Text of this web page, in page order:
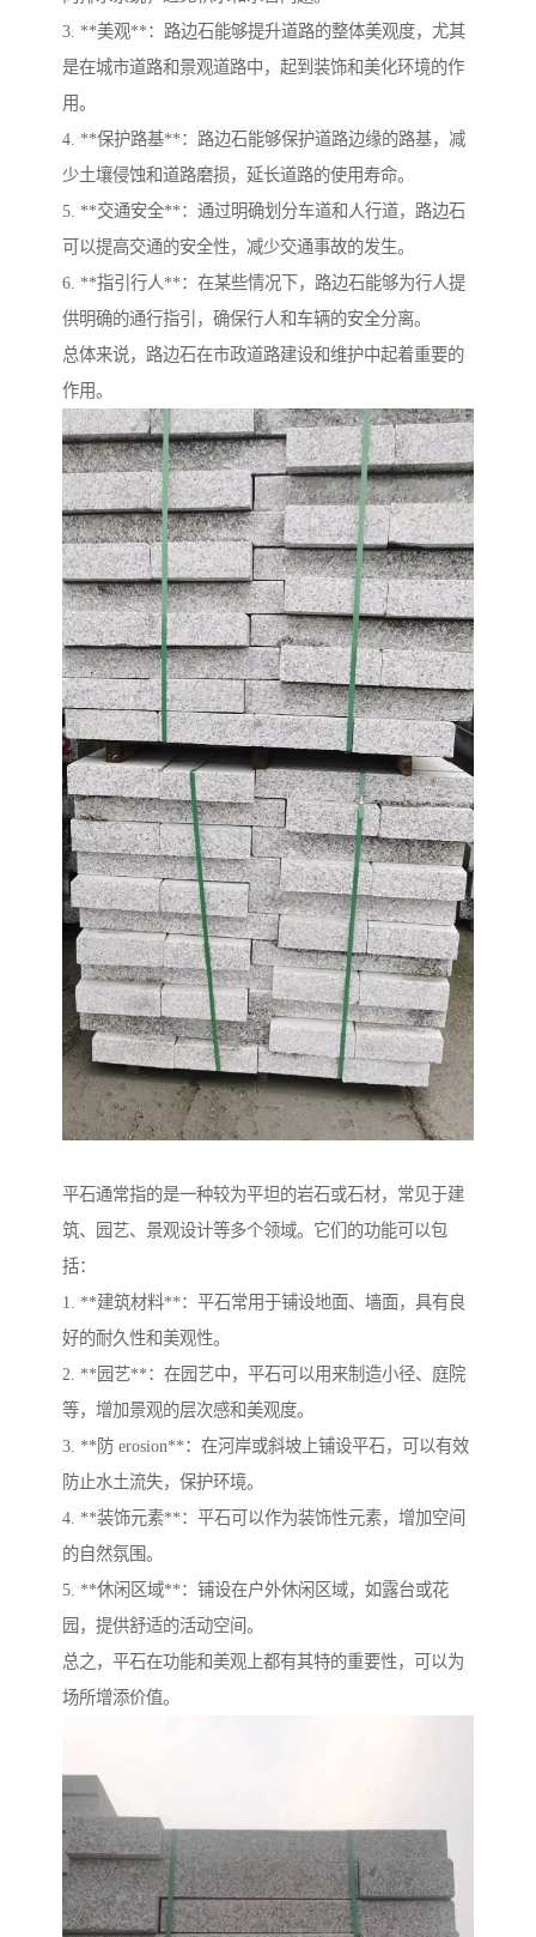
3. **美观**：路边石能够提升道路的整体美观度，尤其
是在城市道路和景观道路中，起到装饰和美化环境的作
用。
4. **保护路基**：路边石能够保护道路边缘的路基，减
少土壤侵蚀和道路磨损，延长道路的使用寿命。
5. **交通安全**：通过明确划分车道和人行道，路边石
可以提高交通的安全性，减少交通事故的发生。
6. **指引行人**：在某些情况下，路边石能够为行人提
供明确的通行指引，确保行人和车辆的安全分离。
总体来说，路边石在市政道路建设和维护中起着重要的
作用。
平石通常指的是一种较为平坦的岩石或石材，常见于建
筑、园艺、景观设计等多个领域。它们的功能可以包
括：
1. **建筑材料**：平石常用于铺设地面、墙面，具有良
好的耐久性和美观性。
2. **园艺**：在园艺中，平石可以用来制造小径、庭院
等，增加景观的层次感和美观度。
3. **防 erosion**：在河岸或斜坡上铺设平石，可以有效
防止水土流失，保护环境。
4. **装饰元素**：平石可以作为装饰性元素，增加空间
的自然氛围。
5. **休闲区域**：铺设在户外休闲区域，如露台或花
园，提供舒适的活动空间。
总之，平石在功能和美观上都有其特的重要性，可以为
场所增添价值。